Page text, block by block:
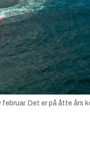
Det er på åtte års